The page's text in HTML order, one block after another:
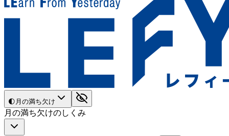
🌓 月の満ち欠け
月の満ち欠けのしくみ